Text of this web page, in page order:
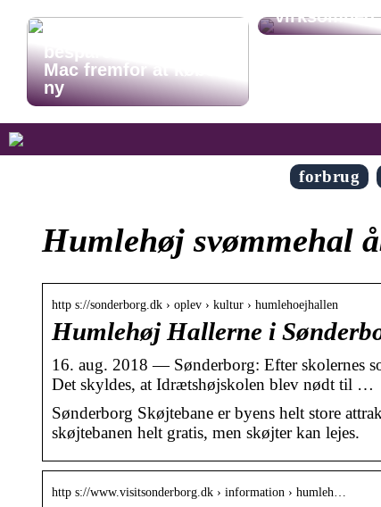
besparelse: Rens din
Mac fremfor at købe
ny
virksomhed
forbrug
Humlehøj svømmehal
http s://sonderborg.dk › oplev › kultur › humlehoejhallen
Humlehøj Hallerne i
16. aug. 2018 — Sønderborg: Efter skolernes
Det skyldes, at Idrætshøjskolen blev nødt til …
Sønderborg Skøjtebane er byens helt store
skøjtebanen helt gratis, men skøjter kan lejes.
http s://www.visitsonderborg.dk › information › humleh…